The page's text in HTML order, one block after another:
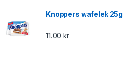
Knoppers wafelek 25g
11.00kr